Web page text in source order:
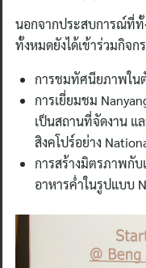
นอกจากประสบการณ์ที่ทั้
ทั้งหมดยังได้เข้าร่วมกิจ
การชมทัศนียภาพใน
การเยี่ยมชม
เป็นสถานที่จัดงาน แ
สิงคโปร์อย่าง
การสร้างมิตรภาพกับ
อาหารค่ำในรูปแบบ